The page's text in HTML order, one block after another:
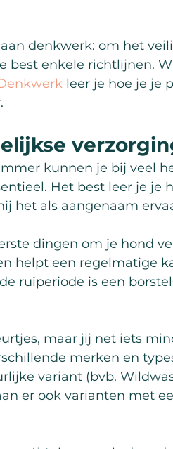
denkwerk: om het
best enkele richtlijnen.
leer je hoe je je
kunnen je bij veel
Het best leer je je
het als aangenaam
dingen om je hond
helpt een regelmatige
ruiperiode is een
maar jij net iets
merken en
variant (bvb.
er ook varianten met